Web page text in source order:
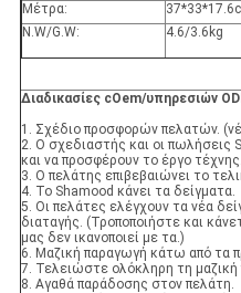
Μέτρα:
N.W/G.W:
4.6/3.6kg
Διαδικασίες cOem/υπηρεσιών
1. Σχέδιο προσφορών πελατών.
2. Ο σχεδιαστής και οι πωλήσεις
και να προσφέρουν το έργο τέχνης.
3. Ο πελάτης επιβεβαιώνει το
4. Το Shamood κάνει τα δείγματα.
5. Οι πελάτες ελέγχουν τα νέα
διαταγής. (Τροποποιήστε και
μας δεν ικανοποιεί με τα.)
6. Μαζική παραγωγή κάτω από τα
7. Τελειώστε ολόκληρη τη
8. Αγαθά παράδοσης στον πελάτη.